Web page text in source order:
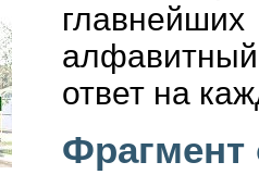
алфавитный
ответ на
Фрагмент